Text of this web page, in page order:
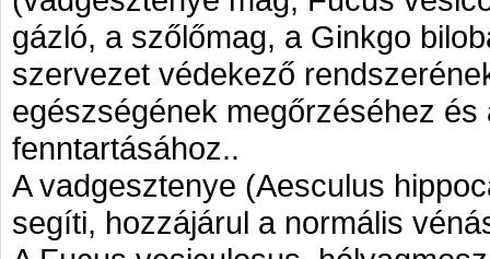
gázló, a szőlőmag, a Ginkgo
szervezet védekező
egészségének megőrzéséhez
fenntartásához..
A vadgesztenye (Aesculus
segíti, hozzájárul a normális